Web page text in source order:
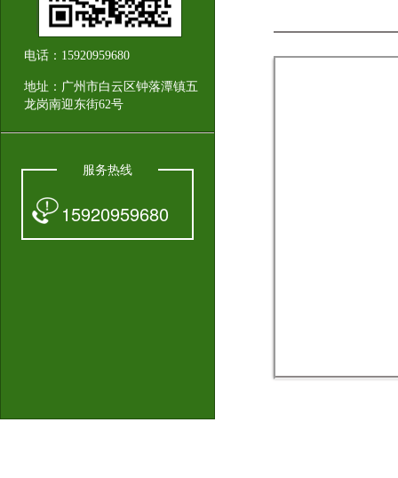
电话：15920959680
地址：广州市白云区钟落潭镇五
龙岗南迎东街62号
服务热线
15920959680